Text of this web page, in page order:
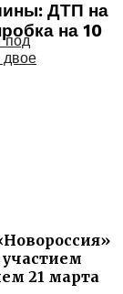
под
двое
ДТП на
на 10
21 марта